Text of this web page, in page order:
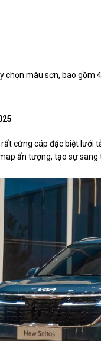
chọn màu sơn, bao gồm
rất cứng cáp đặc biệt lưới
ấn tượng, tạo sự